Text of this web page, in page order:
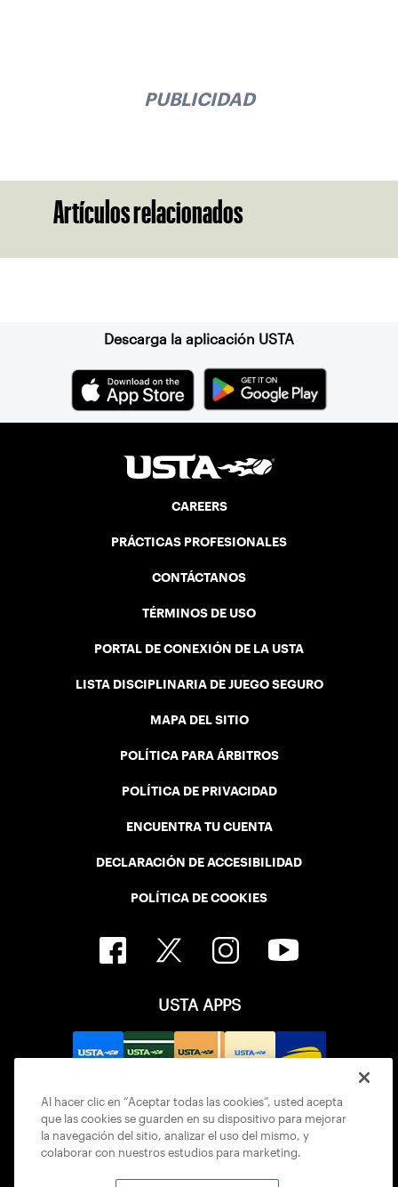
PUBLICIDAD
Artículos relacionados
Descarga la aplicación USTA
CAREERS
PRÁCTICAS PROFESIONALES
CONTÁCTANOS
TÉRMINOS DE USO
PORTAL DE CONEXIÓN DE LA USTA
LISTA DISCIPLINARIA DE JUEGO SEGURO
MAPA DEL SITIO
POLÍTICA PARA ÁRBITROS
POLÍTICA DE PRIVACIDAD
ENCUENTRA TU CUENTA
DECLARACIÓN DE ACCESIBILIDAD
POLÍTICA DE COOKIES
USTA APPS
Al hacer clic en “Aceptar todas las cookies”, usted acepta
que las cookies se guarden en su dispositivo para mejorar
la navegación del sitio, analizar el uso del mismo, y
colaborar con nuestros estudios para marketing.